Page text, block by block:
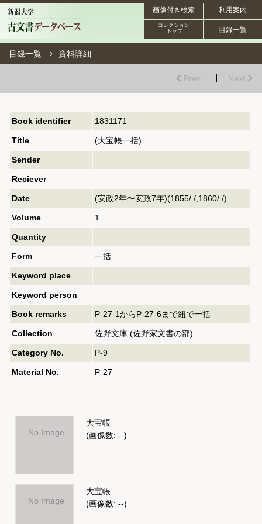
利用案内
画像付き検索
目録一覧
コレクション
トップ
目録一覧 資料詳細
Prev. Next
Book identifier 1831171
Title (大宝帳一括)
Sender
Reciever
Date (安政2年〜安政7年)(1855/ /,1860/ /)
Volume 1
Quantity
Form 一括
Keyword place
Keyword person
Book remarks P-27-1からP-27-6まで紐で一括
Collection 佐野文庫 (佐野家文書の部)
Category No. P-9
Material No. P-27
No Image
大宝帳
(画像数: --)
No Image
大宝帳
(画像数: --)